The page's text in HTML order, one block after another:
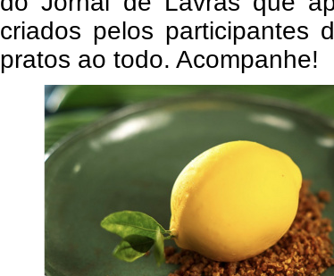
criados pelos participantes
pratos ao todo. Acompanhe!